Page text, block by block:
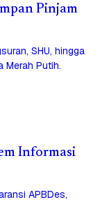
Pinjam
SHU, hingga
Merah Putih.
Informasi
APBDes,